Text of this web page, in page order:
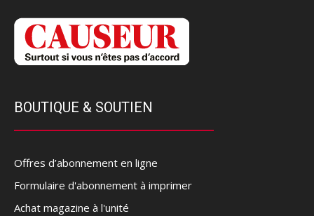
BOUTIQUE & SOUTIEN
Offres d’abonnement en ligne
Formulaire d'abonnement à imprimer
Achat magazine à l'unité